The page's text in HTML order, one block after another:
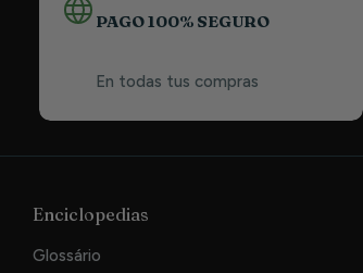
PAGO 100% SEGURO
En todas tus compras
Enciclopedias
Glossário